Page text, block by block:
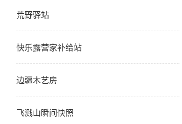
荒野驿站
快乐露营家补给站
边疆木艺房
飞溅山瞬间快照